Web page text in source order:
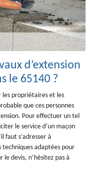
d’extension
le 65140 ?
les propriétaires et les
que ces personnes
Pour effectuer un tel
le service d’un maçon
faut s’adresser à
techniques adaptées pour
devis, n’hésitez pas à